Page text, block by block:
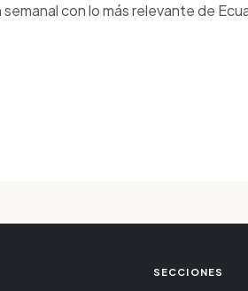
con lo más relevante de
SECCIONES